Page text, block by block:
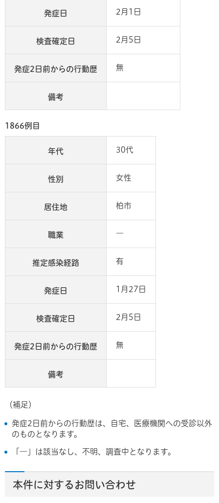
発症日 2月1日
検査確定日 2月5日
発症2日前からの行動歴 無
備考
1866例目
年代 30代
性別 女性
居住地 柏市
職業 ―
推定感染経路 有
発症日 1月27日
検査確定日 2月5日
発症2日前からの行動歴 無
備考
（補足）
発症2日前からの行動歴は、自宅、医療機関への受診以外
のものとなります。
「―」は該当なし、不明、調査中となります。
本件に対するお問い合わせ